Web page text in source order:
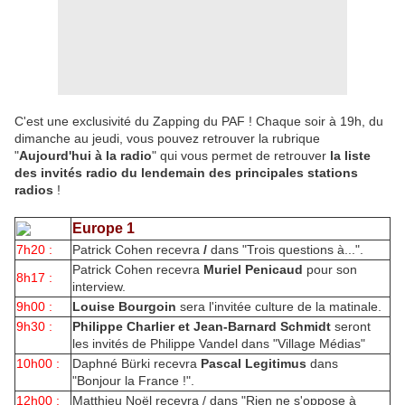
C'est une exclusivité du Zapping du PAF ! Chaque soir à 19h, du
dimanche au jeudi, vous pouvez retrouver la rubrique
"Aujourd'hui à la radio" qui vous permet de retrouver la liste
des invités radio du lendemain des principales stations
radios !
Europe 1
7h20 : Patrick Cohen recevra / dans "Trois questions à...".
8h17 :
Patrick Cohen recevra Muriel Penicaud pour son
interview.
9h00 :
Louise Bourgoin sera l'invitée culture de la matinale.
9h30 :
Philippe Charlier et Jean-Barnard Schmidt seront
les invités de Philippe Vandel dans "Village Médias"
10h00 :
Daphné Bürki recevra Pascal Legitimus dans
"Bonjour la France !".
12h00 :
Matthieu Noël recevra / dans "Rien ne s'oppose à